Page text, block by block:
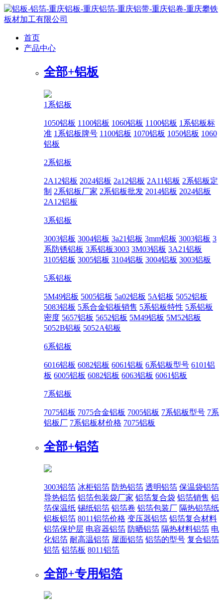
首页
产品中心
全部+铝板
1系铝板
1050铝板 1100铝板 1060铝板 1100铝板 1系铝板标
准 1系铝板牌号 1100铝板 1070铝板 1050铝板 1060
铝板
2系铝板
2A12铝板 2024铝板 2a12铝板 2A11铝板 2系铝板定
制 2系铝板厂家 2系铝板批发 2014铝板 2024铝板
2A12铝板
3系铝板
3003铝板 3004铝板 3a21铝板 3mm铝板 3003铝板 3
系防锈铝板 3系铝板3003 3M03铝板 3A21铝板
3105铝板 3005铝板 3104铝板 3004铝板 3003铝板
5系铝板
5M49铝板 5005铝板 5a02铝板 5A铝板 5052铝板
5083铝板 5系合金铝板销售 5系铝板特性 5系铝板
密度 5657铝板 5652铝板 5M49铝板 5M52铝板
5052B铝板 5052A铝板
6系铝板
6016铝板 6082铝板 6061铝板 6系铝板型号 6101铝
板 6005铝板 6082铝板 6063铝板 6061铝板
7系铝板
7075铝板 7075合金铝板 7005铝板 7系铝板型号 7系
铝板厂 7系铝板材价格 7075铝板
全部+铝箔
3003铝箔 冰柜铝箔 防热铝箔 透明铝箔 保温袋铝箔
导热铝箔 铝箔包装袋厂家 铝箔复合袋 铝箔销售 铝
箔保温纸 锡纸铝箔 铝箔卷 铝箔包装厂 隔热铝箔纸
铝板铝箔 8011铝箔价格 变压器铝箔 铝箔复合材料
铝箔保护层 电容器铝箔 防晒铝箔 隔热材料铝箔 电
化铝箔 耐高温铝箔 屋面铝箔 铝箔的型号 复合铝箔
铝箔 铝箔板 8011铝箔
全部+专用铝箔